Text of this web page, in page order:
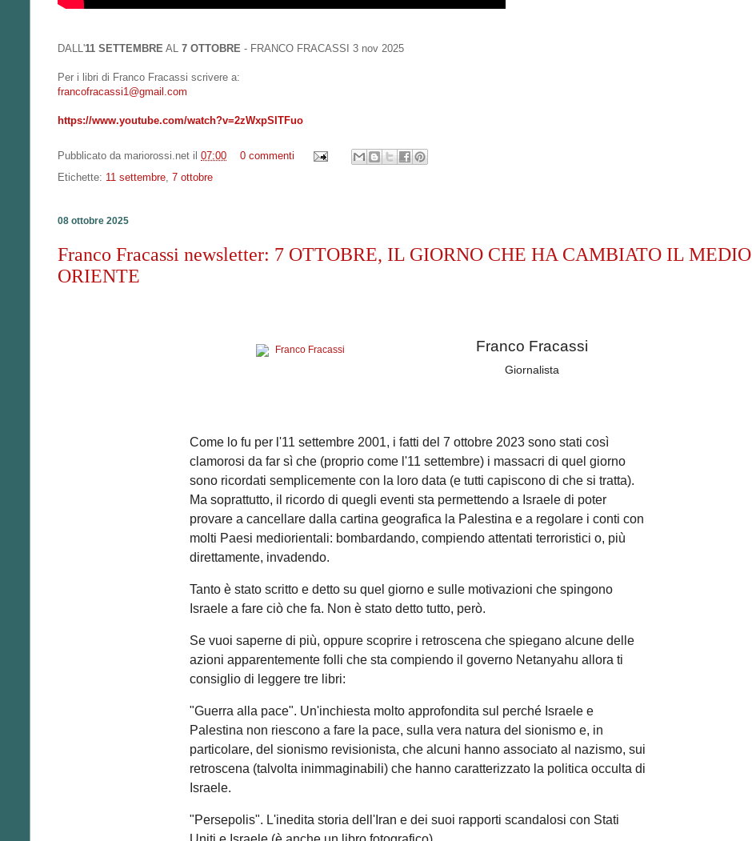
DALL'11 SETTEMBRE AL 7 OTTOBRE - FRANCO FRACASSI 3 nov 2025
Per i libri di Franco Fracassi scrivere a:
francofracassi1@gmail.com
https://www.youtube.com/watch?v=2zWxpSITFuo
Pubblicato da mariorossi.net il 07:00
0 commenti
Etichette: 11 settembre, 7 ottobre
08 ottobre 2025
Franco Fracassi newsletter: 7 OTTOBRE, IL GIORNO CHE HA CAMBIATO IL MEDIO
ORIENTE
Franco Fracassi
Giornalista
Come lo fu per l'11 settembre 2001, i fatti del 7 ottobre 2023 sono stati così
clamorosi da far sì che (proprio come l'11 settembre) i massacri di quel giorno
sono ricordati semplicemente con la loro data (e tutti capiscono di che si tratta).
Ma soprattutto, il ricordo di quegli eventi sta permettendo a Israele di poter
provare a cancellare dalla cartina geografica la Palestina e a regolare i conti con
molti Paesi mediorientali: bombardando, compiendo attentati terroristici o, più
direttamente, invadendo.
Tanto è stato scritto e detto su quel giorno e sulle motivazioni che spingono
Israele a fare ciò che fa. Non è stato detto tutto, però.
Se vuoi saperne di più, oppure scoprire i retroscena che spiegano alcune delle
azioni apparentemente folli che sta compiendo il governo Netanyahu allora ti
consiglio di leggere tre libri:
"Guerra alla pace". Un'inchiesta molto approfondita sul perché Israele e
Palestina non riescono a fare la pace, sulla vera natura del sionismo e, in
particolare, del sionismo revisionista, che alcuni hanno associato al nazismo, sui
retroscena (talvolta inimmaginabili) che hanno caratterizzato la politica occulta di
Israele.
"Persepolis". L'inedita storia dell'Iran e dei suoi rapporti scandalosi con Stati